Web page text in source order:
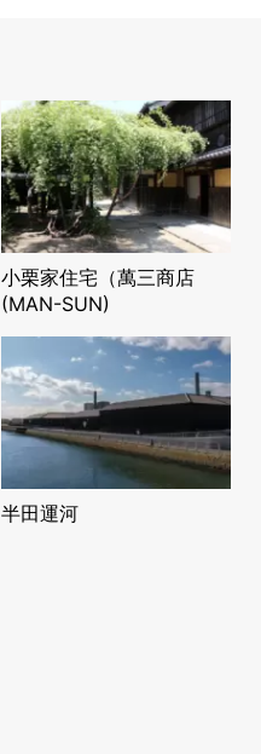
小栗家住宅（萬三商店
(MAN-SUN)
半田運河